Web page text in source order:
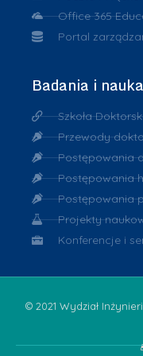
Office 365
Portal
Badania i nauka
Szkoła
Przewody
Postępowania
Postępowania
Postępowania
Projekty
Konferencje i
© 2021 Wydział